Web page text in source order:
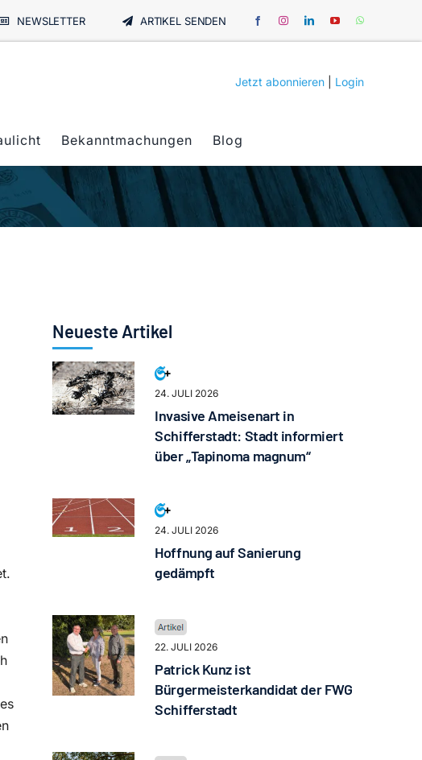
NEWSLETTER ARTIKEL SENDEN
Jetzt abonnieren Login
Bekanntmachungen Blog
Neueste Artikel
24. JULI 2026
Invasive Ameisenart in
Schifferstadt: Stadt informiert
über „Tapinoma magnum“
24. JULI 2026
Hoffnung auf Sanierung
gedämpft
22. JULI 2026
Patrick Kunz ist
Bürgermeisterkandidat der FWG
Schifferstadt